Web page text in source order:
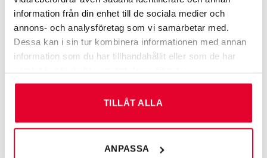
information från din enhet till de sociala medier och
annons- och analysföretag som vi samarbetar med.
Dessa kan i sin tur kombinera informationen med annan
information som du har tillhandahållit eller som de har
TILLÅT ALLA
ANPASSA
EUPICTO KÄLLSORTERINGSSKYLTAR
Ofärgade glasförpackningar
EUPICTO KÄLLSORTERINGSSKYLTAR
Grovavfall